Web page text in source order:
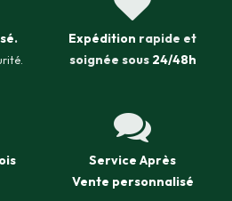
. Expédition rapide et
soignée sous 24/48h
Service Après
Vente personnalisé